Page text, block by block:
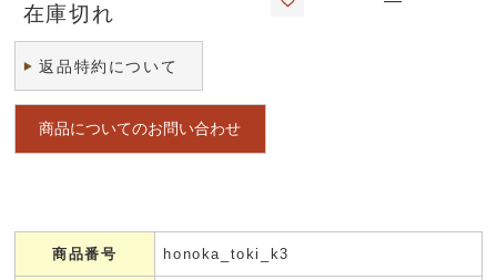
在庫切れ
返品特約について
商品についてのお問い合わせ
商品番号 honoka_toki_k3